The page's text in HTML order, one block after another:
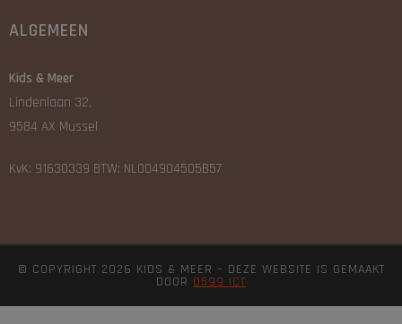
ALGEMEEN
Kids & Meer
Lindenlaan 32,
9584 AX Mussel
KvK: 91630339 BTW: NL004904505B57
© COPYRIGHT 2026 KIDS & MEER – DEZE WEBSITE IS GEMAAKT
DOOR 0599 ICT